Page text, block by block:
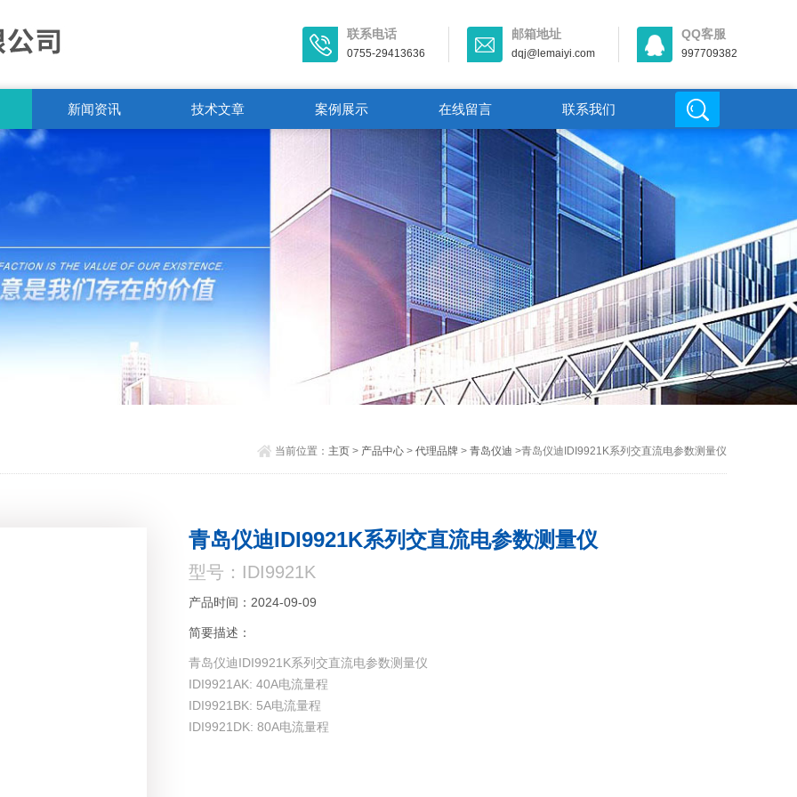
联系电话
0755-29413636
邮箱地址
dqj@lemaiyi.com
QQ客服
997709382
新闻资讯 技术文章 案例展示 在线留言 联系我们
当前位置： 主页> 产品中心> 代理品牌> 青岛仪迪 >青岛仪迪IDI9921K系列交直流电参数测量仪
青岛仪迪IDI9921K系列交直流电参数测量仪
型号：IDI9921K
产品时间：2024-09-09
简要描述：
青岛仪迪IDI9921K系列交直流电参数测量仪
IDI9921AK: 40A电流量程
IDI9921BK: 5A电流量程
IDI9921DK: 80A电流量程